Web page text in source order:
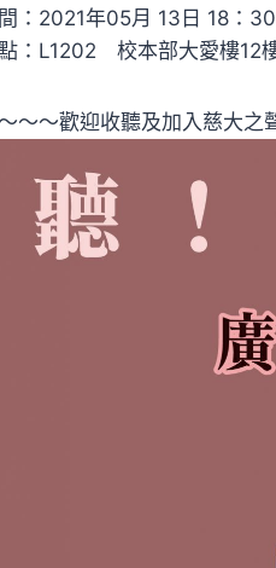
：2021年05月 13日 18：
：L1202 校本部大愛樓12
～～歡迎收聽及加入慈大之